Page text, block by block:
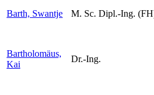
Barth, Swantje M. Sc. Dipl.-Ing.
Bartholomäus,
Kai
Dr.-Ing.